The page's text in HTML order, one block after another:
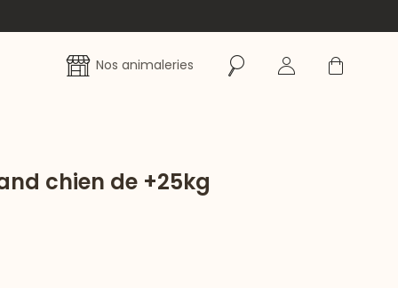
Nos animaleries RechercherSe connecter
Panier
chien de +25kg